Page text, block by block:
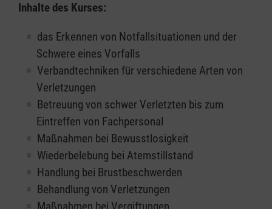
Inhalte des Kurses:
das Erkennen von Notfallsituationen und der
Schwere eines Vorfalls
Verbandtechniken für verschiedene Arten von
Verletzungen
Betreuung von schwer Verletzten bis zum
Eintreffen von Fachpersonal
Maßnahmen bei Bewusstlosigkeit
Wiederbelebung bei Atemstillstand
Handlung bei Brustbeschwerden
Behandlung von Verletzungen